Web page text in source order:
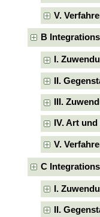
V.
B
I.
II.
III.
IV. Art
V.
C
I.
II.